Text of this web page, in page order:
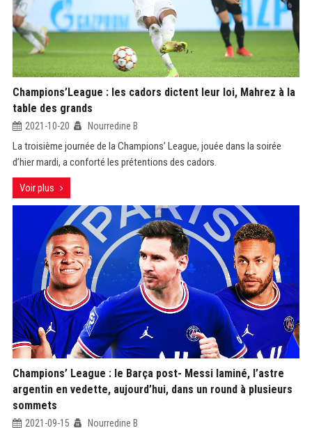
Champions’League : les cadors dictent leur loi, Mahrez à la
table des grands
2021-10-20 Nourredine B
La troisième journée de la Champions’ League, jouée dans la soirée
d’hier mardi, a conforté les prétentions des cadors.
Voir plus
Champions’ League : le Barça post- Messi laminé, l’astre
argentin en vedette, aujourd’hui, dans un round à plusieurs
sommets
2021-09-15 Nourredine B